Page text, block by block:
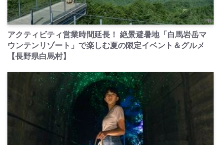
PR
アクティビティ営業時間延長！ 絶景避暑地「白馬岩岳マ
ウンテンリゾート」で楽しむ夏の限定イベント＆グルメ
【長野県白馬村】